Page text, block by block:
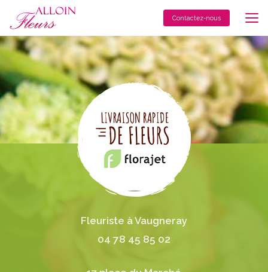
contenu
principal
Contactez-nous
Fleuriste à Vaugneray
04 78 45 85 02